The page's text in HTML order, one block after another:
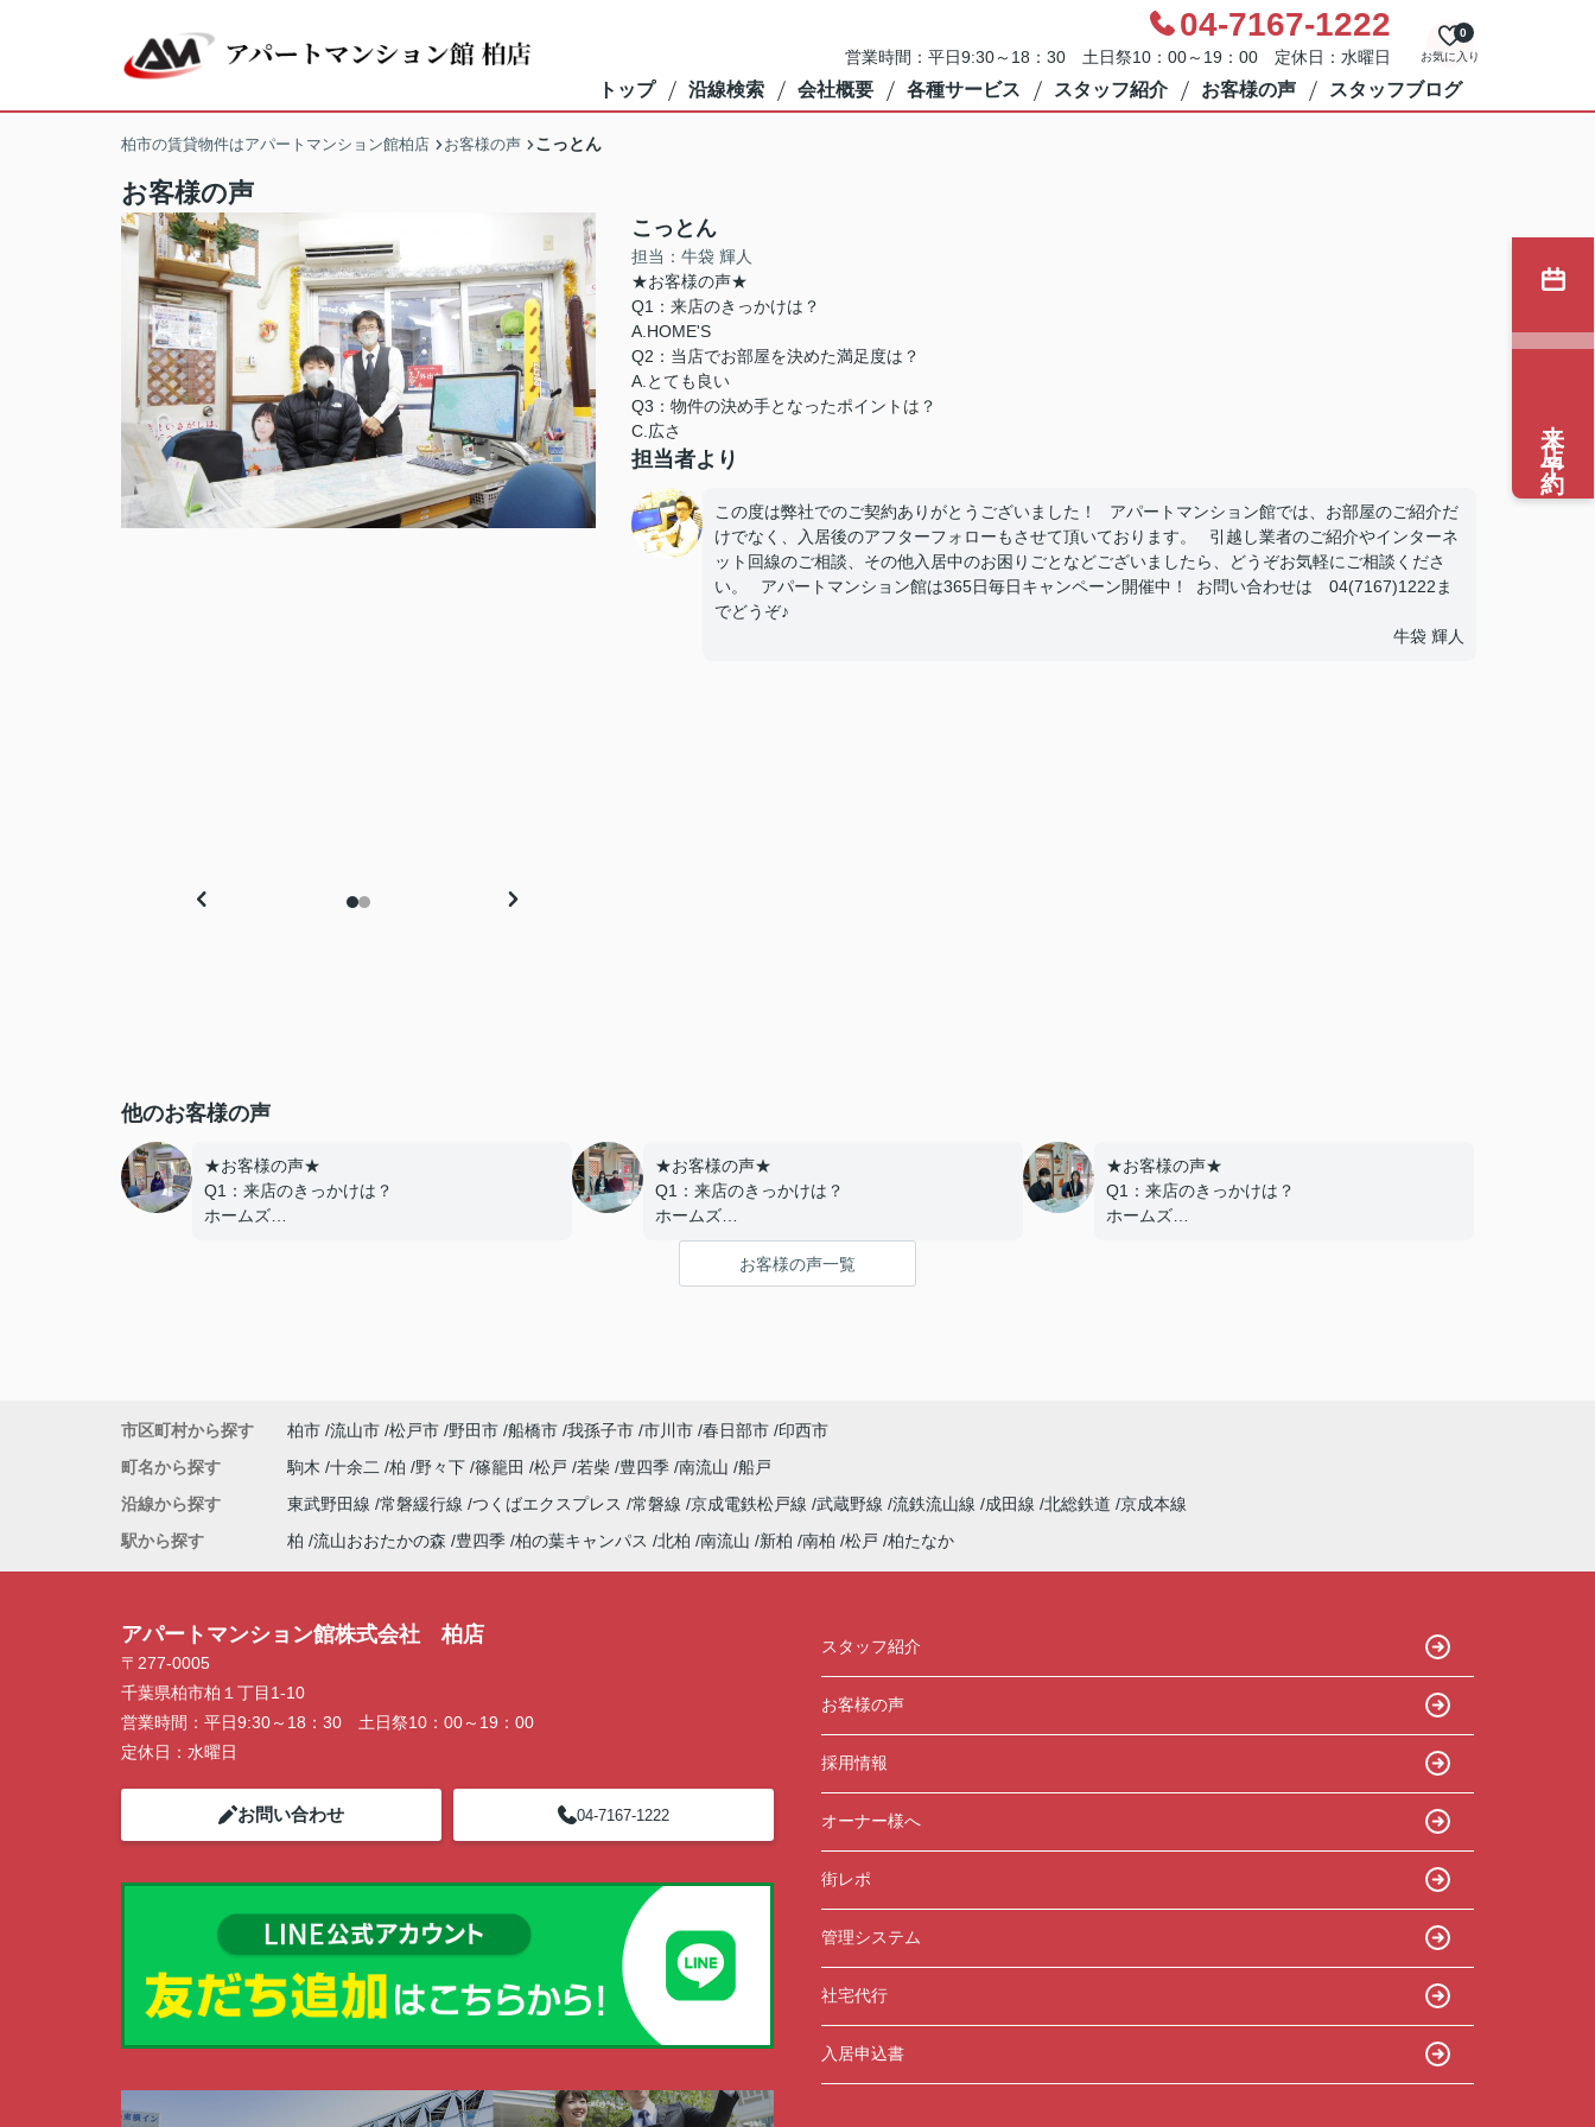
04-7167-1222
営業時間：平日9:30～18：30 土日祭10：00～19：00 定休日：水曜日 お気に入り
0
トップ 沿線検索 会社概要 各種サービス スタッフ紹介 お客様の声 スタッフブログ
柏市の賃貸物件はアパートマンション館柏店 お客様の声 こっとん
お客様の声
こっとん
担当：牛袋 輝人
★お客様の声★
Q1：来店のきっかけは？
A.HOME'S
Q2：当店でお部屋を決めた満足度は？
A.とても良い
Q3：物件の決め手となったポイントは？
C.広さ
担当者より
この度は弊社でのご契約ありがとうございました！ アパートマンション館では、お部屋のご紹介だ
けでなく、入居後のアフターフォローもさせて頂いております。 引越し業者のご紹介やインターネ
ット回線のご相談、その他入居中のお困りごとなどございましたら、どうぞお気軽にご相談くださ
い。 アパートマンション館は365日毎日キャンペーン開催中！ お問い合わせは 04(7167)1222ま
でどうぞ♪
牛袋 輝人
他のお客様の声
★お客様の声★
Q1：来店のきっかけは？
ホームズ
アパートマンション館では、お部屋のご紹介
だけでなく、入居後のアフターフォローもさせ
引越し業者のご紹介やインターネット回線のご
相談、その他入居中のお困りごとなどございま
でどうぞ♪
★お客様の声★
Q1：来店のきっかけは？
ホームズ
Q2：当店でお部屋を決めた満足度は？
Q3：物件の決め手となったポイントは？
アパートマンション館では、お部屋のご紹介
だけでなく、入居後のアフターフォローもさせ
引越し業者のご紹介やインターネット回線のご
相談、その他入居中のお困りごとなどございま
★お客様の声★
Q1：来店のきっかけは？
ホームズ
引越し業者のご紹介やインターネット回線のご
お客様の声一覧
来店予約
市区町村から探す 柏市 流山市 松戸市 野田市 船橋市 我孫子市 市川市 春日部市 印西市
町名から探す
駒木 十余二 柏 野々下 篠籠田 松戸 若柴 豊四季 南流山 船戸
沿線から探す
東武野田線 常磐緩行線 つくばエクスプレス 常磐線 京成電鉄松戸線 武蔵野線 流鉄流山線 成田線 北総鉄道 京成本線
駅から探す
柏 流山おおたかの森 豊四季 柏の葉キャンパス 北柏 南流山 新柏 南柏 松戸 柏たなか
アパートマンション館株式会社 柏店
〒277-0005
千葉県柏市柏１丁目1-10
営業時間： 平日9:30～18：30 土日祭10：00～19：00
定休日： 水曜日
お問い合わせ 04-7167-1222
スタッフ紹介
お客様の声
採用情報
オーナー様へ
街レポ
管理システム
社宅代行
入居申込書